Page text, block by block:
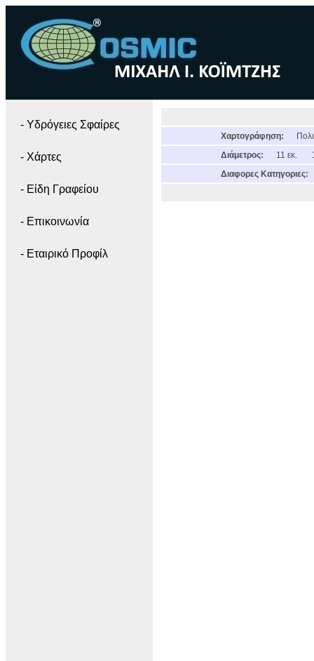
- Yδρόγειες Σφαίρες
- Χάρτες
- Είδη Γραφείου
- Επικοινωνία
- Εταιρικό Προφίλ
Χαρτογράφηση:
Διάμετρος:
11 εκ.
Διαφορες Κατηγοριες: